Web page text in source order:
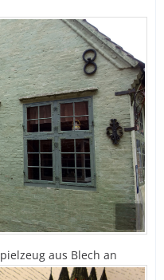
aus Blech an